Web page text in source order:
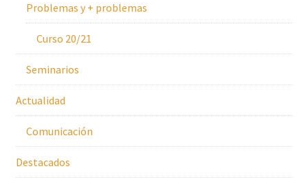
Problemas y + problemas
Curso 20/21
Seminarios
Actualidad
Comunicación
Destacados